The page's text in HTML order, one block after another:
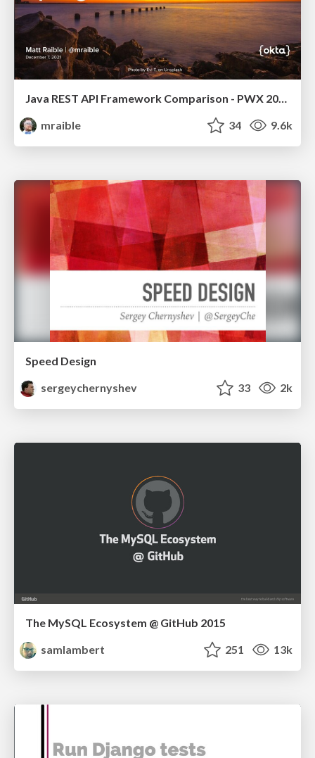
Java REST API Framework Comparison - PWX 2021
mraible
34 9.6k
Speed Design
sergeychernyshev
33 2k
The MySQL Ecosystem @ GitHub 2015
samlambert
251 13k